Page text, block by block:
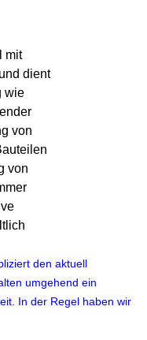
mit
dient
wie
von
von
den aktuell
umgehend ein
In der Regel haben wir